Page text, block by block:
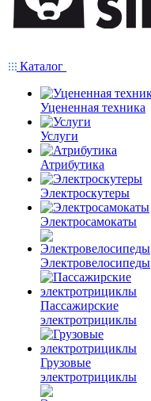
Каталог
Уцененная техника
Услуги
Атрибутика
Электроскутеры
Электросамокаты
Электровелосипеды
Пассажирские
электротрициклы
Грузовые
электротрициклы